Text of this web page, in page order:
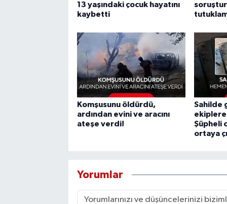
13 yaşındaki çocuk hayatını
kaybetti
Komşusunu öldürdü,
ardından evini ve aracını
ateşe verdi!
Sahilde
Şüpheli
ortaya
Yorumlar